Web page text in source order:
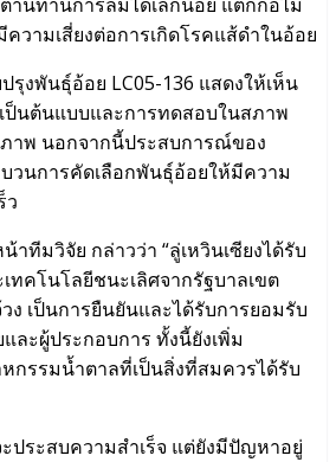
วามเสี่ยงต่อการเกิดโรคแส้ดำในอ้อย
รุงพันธุ์อ้อย LC05-136 แสดงให้เห็น
ป็นต้นแบบและการทดสอบในสภาพ
าพ นอกจากนี้ประสบการณ์ของ
วนการคัดเลือกพันธุ์อ้อยให้มีความ
ว
าทีมวิจัย กล่าวว่า “ลู่เหวินเซียงได้รับ
ทคโนโลยีชนะเลิศจากรัฐบาลเขต
ง เป็นการยืนยันและได้รับการยอมรับ
ละผู้ประกอบการ ทั้งนี้ยังเพิ่ม
กรรมน้ำตาลที่เป็นสิ่งที่สมควรได้รับ
ประสบความสำเร็จ แต่ยังมีปัญหาอยู่